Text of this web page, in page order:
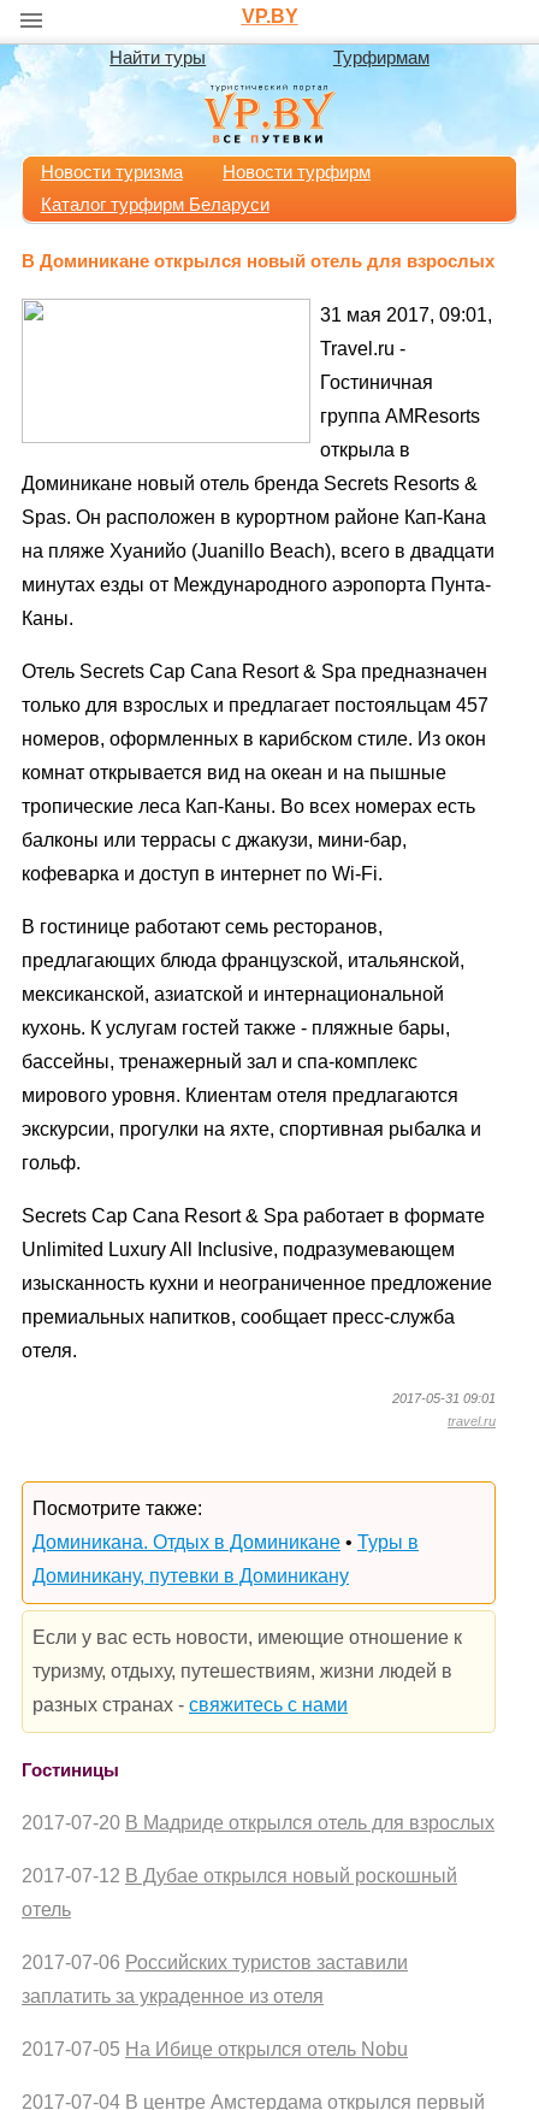
VP.BY
Найти туры Турфирмам
Новости туризма
Новости турфирм
Каталог турфирм Беларуси
В Доминикане открылся новый отель для взрослых
31 мая 2017, 09:01,
Travel.ru -
Гостиничная
группа AMResorts
открыла в
Доминикане новый отель бренда Secrets Resorts &
Spas. Он расположен в курортном районе Кап-Кана
на пляже Хуанийо (Juanillo Beach), всего в двадцати
минутах езды от Международного аэропорта Пунта-
Каны.
Отель Secrets Cap Cana Resort & Spa предназначен
только для взрослых и предлагает постояльцам 457
номеров, оформленных в карибском стиле. Из окон
комнат открывается вид на океан и на пышные
тропические леса Кап-Каны. Во всех номерах есть
балконы или террасы с джакузи, мини-бар,
кофеварка и доступ в интернет по Wi-Fi.
В гостинице работают семь ресторанов,
предлагающих блюда французской, итальянской,
мексиканской, азиатской и интернациональной
кухонь. К услугам гостей также - пляжные бары,
бассейны, тренажерный зал и спа-комплекс
мирового уровня. Клиентам отеля предлагаются
экскурсии, прогулки на яхте, спортивная рыбалка и
гольф.
Secrets Cap Cana Resort & Spa работает в формате
Unlimited Luxury All Inclusive, подразумевающем
изысканность кухни и неограниченное предложение
премиальных напитков, сообщает пресс-служба
отеля.
2017-05-31 09:01
travel.ru
Посмотрите также:
Доминикана. Отдых в Доминикане • Туры в
Доминикану, путевки в Доминикану
Если у вас есть новости, имеющие отношение к
туризму, отдыху, путешествиям, жизни людей в
разных странах - свяжитесь с нами
Гостиницы
2017-07-20 В Мадриде открылся отель для взрослых
2017-07-12 В Дубае открылся новый роскошный
отель
2017-07-06 Российских туристов заставили
заплатить за украденное из отеля
2017-07-05 На Ибице открылся отель Nobu
2017-07-04 В центре Амстердама открылся первый